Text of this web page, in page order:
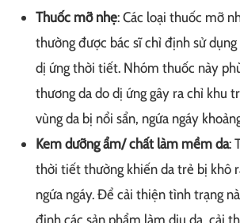
Thuốc mỡ nhẹ: Các loại thuốc mỡ
thường được bác sĩ chỉ định sử
dị ứng thời tiết. Nhóm thuốc này
thương da do dị ứng gây ra chỉ khu
vùng da bị nổi sẩn, ngứa ngáy
Kem dưỡng ẩm/ chất làm mềm da:
thời tiết thường khiến da trẻ bị khô
ngứa ngáy. Để cải thiện tình trạng